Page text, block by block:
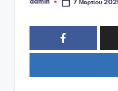
Συγγραφέας:
admin 7 Μαρτίου